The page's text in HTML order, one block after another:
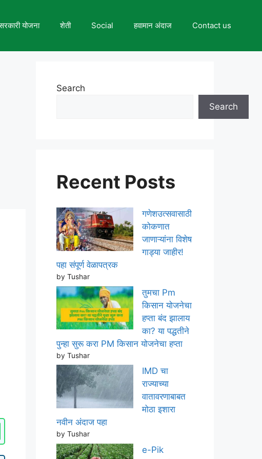
योजना शेती Social हवामान अंदाज Contact us
Search
Search
Recent Posts
गणेशउत्सवासाठी
कोकणात
जाणाऱ्यांना विशेष
गाड्या जाहीर!
पहा संपूर्ण वेळापत्रक
by Tushar
तुमचा Pm
किसान योजनेचा
हप्ता बंद झालाय
का? या पद्धतीने
पुन्हा सुरू करा PM किसान योजनेचा हप्ता
by Tushar
IMD चा
राज्याच्या
वातावरणाबाबत
मोठा इशारा
नवीन अंदाज पहा
by Tushar
e-Pik